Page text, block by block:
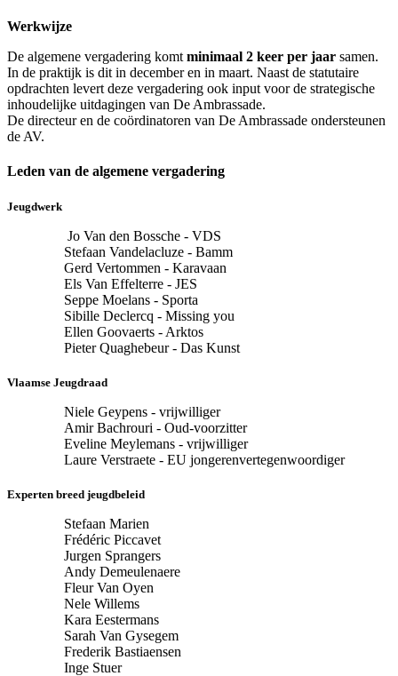
Werkwijze
De algemene vergadering komt minimaal 2 keer per jaar samen.
In de praktijk is dit in december en in maart. Naast de statutaire
opdrachten levert deze vergadering ook input voor de strategische
inhoudelijke uitdagingen van De Ambrassade.
De directeur en de coördinatoren van De Ambrassade ondersteunen
de AV.
Leden van de algemene vergadering
Jeugdwerk
Jo Van den Bossche - VDS
Stefaan Vandelacluze - Bamm
Gerd Vertommen - Karavaan
Els Van Effelterre - JES
Seppe Moelans - Sporta
Sibille Declercq - Missing you
Ellen Goovaerts - Arktos
Pieter Quaghebeur - Das Kunst
Vlaamse Jeugdraad
Niele Geypens - vrijwilliger
Amir Bachrouri - Oud-voorzitter
Eveline Meylemans - vrijwilliger
Laure Verstraete - EU jongerenvertegenwoordiger
Experten breed jeugdbeleid
Stefaan Marien
Frédéric Piccavet
Jurgen Sprangers
Andy Demeulenaere
Fleur Van Oyen
Nele Willems
Kara Eestermans
Sarah Van Gysegem
Frederik Bastiaensen
Inge Stuer